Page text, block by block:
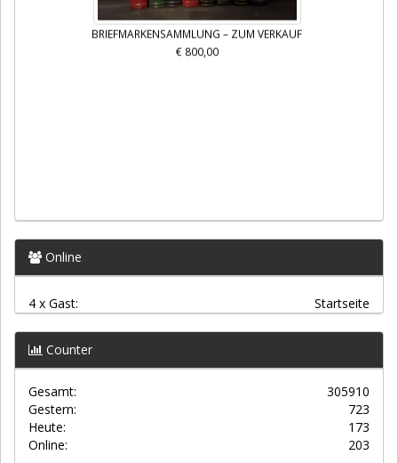
BRIEFMARKENSAMMLUNG – ZUM VERKAUF
€ 800,00
Online
4 x Gast: Startseite
Counter
Gesamt:
305910
Gestern:
723
Heute:
173
Online:
203